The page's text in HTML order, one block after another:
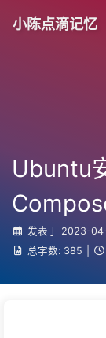
小陈点滴记忆
Ubuntu
发表于 2023-
总字数: 385